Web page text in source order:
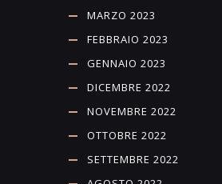
MARZO 2023
FEBBRAIO 2023
GENNAIO 2023
DICEMBRE 2022
NOVEMBRE 2022
OTTOBRE 2022
SETTEMBRE 2022